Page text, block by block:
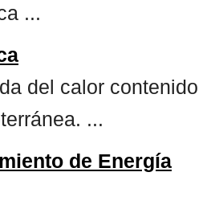
...
del calor contenido
...
de Energía